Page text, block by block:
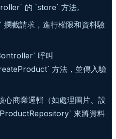
的 `store` 方法。
截請求，進行權限和資料驗
呼叫
方法，並傳入驗
商業邏輯（如處理圖片、設
來將資料